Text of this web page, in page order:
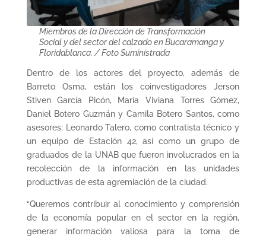
Miembros de la Dirección de Transformación
Social y del sector del calzado en Bucaramanga y
Floridablanca. / Foto Suministrada
Dentro de los actores del proyecto, además de
Barreto Osma, están los coinvestigadores Jerson
Stiven García Picón, María Viviana Torres Gómez,
Daniel Botero Guzmán y Camila Botero Santos, como
asesores; Leonardo Talero, como contratista técnico y
un equipo de Estación 42, así como un grupo de
graduados de la UNAB que fueron involucrados en la
recolección de la información en las unidades
productivas de esta agremiación de la ciudad.
“Queremos contribuir al conocimiento y comprensión
de la economía popular en el sector en la región,
generar información valiosa para la toma de